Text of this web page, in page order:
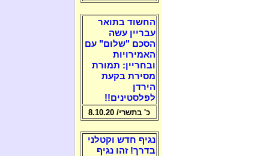
החשוד בתואר
עבריין עשה
הסכם "שלום" עם
האמירויות
ובחריין: תמורת
מסירת בקעת
הירדן
לפלסטינים!!
כ' בתשרי/ 8.10.20
נגיף חדש וקטלני
בדרך! זהו נגיף